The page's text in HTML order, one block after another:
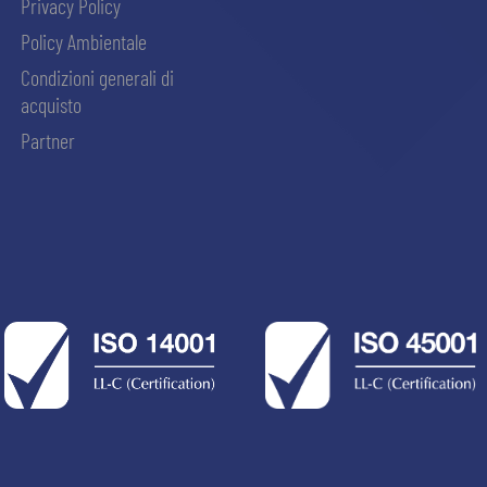
Privacy Policy
Policy Ambientale
Condizioni generali di
acquisto
Partner